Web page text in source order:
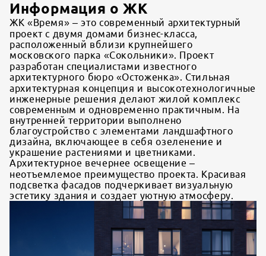
Информация о ЖК
ЖК «Время» – это современный архитектурный
проект с двумя домами бизнес-класса,
расположенный вблизи крупнейшего
московского парка «Сокольники». Проект
разработан специалистами известного
архитектурного бюро «Остоженка». Стильная
архитектурная концепция и высокотехнологичные
инженерные решения делают жилой комплекс
современным и одновременно практичным. На
внутренней территории выполнено
благоустройство с элементами ландшафтного
дизайна, включающее в себя озеленение и
украшение растениями и цветниками.
Архитектурное вечернее освещение –
неотъемлемое преимущество проекта. Красивая
подсветка фасадов подчеркивает визуальную
эстетику здания и создает уютную атмосферу.